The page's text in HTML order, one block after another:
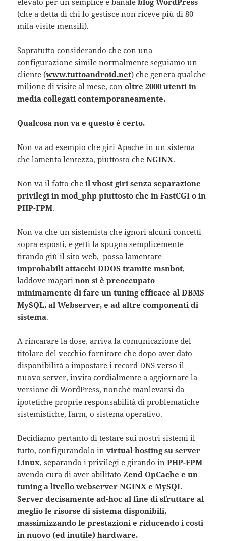
(che a detta di chi lo gestisce non riceve più di 80
mila visite mensili).
Sopratutto considerando che con una
configurazione simile normalmente seguiamo un
cliente (www.tuttoandroid.net) che genera qualche
milione di visite al mese, conoltre 2000 utenti in
media collegati contemporaneamente.
Qualcosa non va e questo è certo.
Non va ad esempio che giri Apache in un sistema
che lamenta lentezza, piuttosto cheNGINX.
Non va il fatto cheil vhost giri senza separazione
privilegi in mod_php piuttosto che in FastCGI o in
PHP-FPM.
Non va che un sistemista che ignori alcuni concetti
sopra esposti, e getti la spugna semplicemente
tirando giù il sito web, possa lamentare
improbabili attacchi DDOS tramite msnbot,
laddove magarinon si è preoccupato
minimamente di fare un tuning efficace al DBMS
MySQL, al Webserver, e ad altre componenti di
sistema.
A rincarare la dose, arriva la comunicazione del
titolare del vecchio fornitore che dopo aver dato
disponibilità a impostare i record DNS verso il
nuovo server, invita cordialmente a aggiornare la
versione di WordPress, nonchè manlevarsi da
ipotetiche proprie responsabilità di problematiche
sistemistiche, farm, o sistema operativo.
Decidiamo pertanto di testare sui nostri sistemi il
tutto, configurandolo invirtual hosting su server
Linux, separando i privilegi e girando inPHP-FPM
avendo cura di aver abilitatoZend OpCache e un
tuning a livello webserver NGINX e MySQL
Server decisamente ad-hoc al fine di sfruttare al
meglio le risorse di sistema disponibili,
massimizzando le prestazioni e riducendo i costi
in nuovo (ed inutile) hardware.